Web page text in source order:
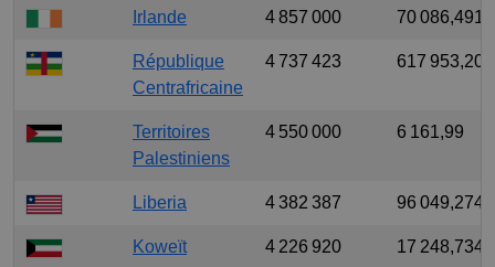
Irlande 4 857 000 70 086,491
République
Centrafricaine
4 737 423 617 953,207
Territoires
Palestiniens
4 550 000 6 161,99
Liberia 4 382 387 96 049,274
Koweït 4 226 920 17 248,734